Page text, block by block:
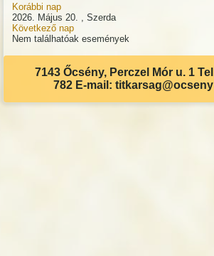
Korábbi nap
2026. Május 20. , Szerda
Következő nap
Nem találhatóak események
7143 Őcsény, Perczel Mór u. 1
782 E-mail: